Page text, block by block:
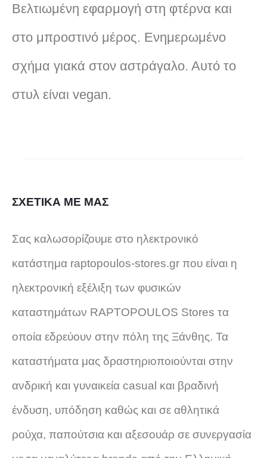
Βελτιωμένη εφαρμογή στη φτέρνα και
στο μπροστινό μέρος. Ενημερωμένο
σχήμα γιακά στον αστράγαλο. Αυτό το
στυλ είναι vegan.
ΣΧΕΤΙΚΑ ΜΕ ΜΑΣ
Σας καλωσορίζουμε στο ηλεκτρονικό
κατάστημα raptopoulos-stores.gr που είναι η
ηλεκτρονική εξέλιξη των φυσικών
καταστημάτων RAPTOPOULOS Stores τα
οποία εδρεύουν στην πόλη της Ξάνθης. Τα
καταστήματα μας δραστηριοποιούνται στην
ανδρική και γυναικεία casual και βραδινή
ένδυση, υπόδηση καθώς και σε αθλητικά
ρούχα, παπούτσια και αξεσουάρ σε συνεργασία